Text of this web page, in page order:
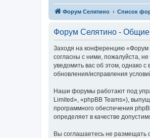
Форум Селятино Список
Форум Селятино - Общие
Заходя на конференцию «Форум
согласны с ними, пожалуйста,
уведомить вас об этом, однако
обновления/исправления
Наши форумы работают под
Limited», «phpBB Teams»),
программного обеспечения
определяет в качестве
Вы соглашаетесь не размещать